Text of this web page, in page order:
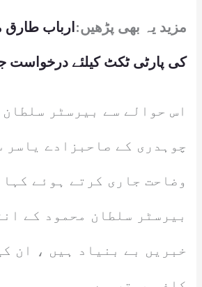
مزید یہ بھی پڑھیں: ارباب طارق
کی پارٹی ٹکٹ کیلئے درخواست
اس حوالے سے بیرسٹر
چوہدری کے صاحبزادے یاسر
وضاحت جاری کرتے ہوئے کہا
بیرسٹر سلطان محمود کے
خبریں بے بنیاد ہیں ، ان